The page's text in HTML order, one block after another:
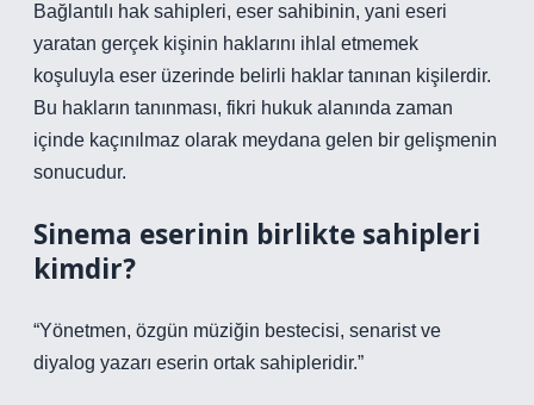
Bağlantılı hak sahipleri, eser sahibinin, yani eseri
yaratan gerçek kişinin haklarını ihlal etmemek
koşuluyla eser üzerinde belirli haklar tanınan kişilerdir.
Bu hakların tanınması, fikri hukuk alanında zaman
içinde kaçınılmaz olarak meydana gelen bir gelişmenin
sonucudur.
Sinema eserinin birlikte sahipleri
kimdir?
“Yönetmen, özgün müziğin bestecisi, senarist ve
diyalog yazarı eserin ortak sahipleridir.”